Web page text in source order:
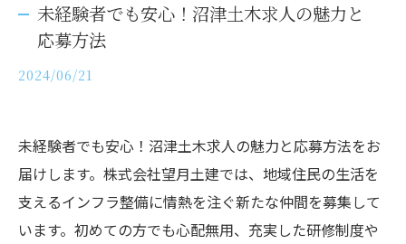
未経験者でも安心！沼津土木求人の魅力と
応募方法
2024/06/21
未経験者でも安心！沼津土木求人の魅力と応募方法をお
届けします。株式会社望月土建では、地域住民の生活を
支えるインフラ整備に情熱を注ぐ新たな仲間を募集して
います。初めての方でも心配無用、充実した研修制度や